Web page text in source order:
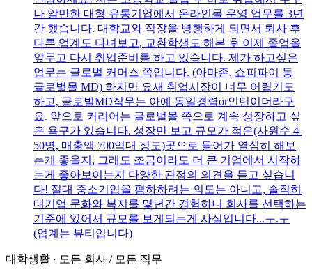
나 알만한 대형 유통기업에서 온라인몰 운영 업무를 3년
간 했습니다. 대학교와 직장을 병행하게 되면서 퇴사 후
다른 업계도 다녀보고, 교환학생도 해본 후 이제 졸업을
앞두고 다시 취업준비를 하고 있습니다. 제가 하고싶은
업무는 글로벌 커머스 쪽입니다. (아마존, 쇼피파이 등
글로벌몰 MD) 하지만 요새 취업시장이 너무 어렵기도
하고, 글로벌MD직무는 아예 동일경력or인턴이더라구
요. 앞으로 커리어는 글로벌몰 쪽으로 계속 성장하고 싶
은 욕구가 있습니다. 성장만 보고 규모가 적은(사원수 4-
50명, 매출액 700억대 정도)곳으로 들어가 열심히 해보
는게 좋을지, 그래도 조금이라도 더 큰 기업에서 시작하
는게 좋아보이는지 다양한 관점의 의견을 듣고 싶습니
다! 절대 중소기업을 폄하하려는 의도는 아니고, 솔직히
대기업 문화와 복지를 몇년간 경험하니 회사를 선택하는
기준에 있어서 규모를 보게되는게 사실입니다...ㅜ.ㅜ
(업계는 뷰티입니다)
대학생활 · 모든 회사 / 모든 직무